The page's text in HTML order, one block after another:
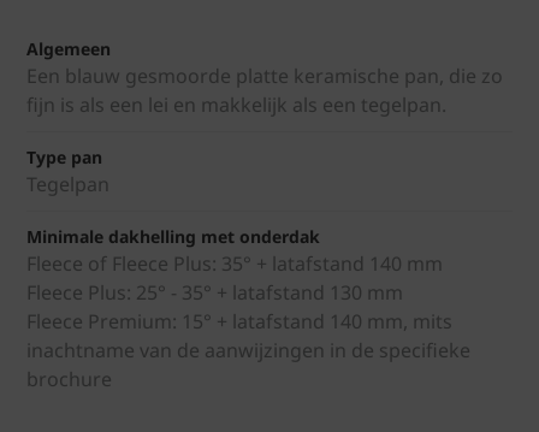
Algemeen
Een blauw gesmoorde platte keramische pan, die zo
fijn is als een lei en makkelijk als een tegelpan.
Type pan
Tegelpan
Minimale dakhelling met onderdak
Fleece of Fleece Plus: 35° + latafstand 140 mm
Fleece Plus: 25° - 35° + latafstand 130 mm
Fleece Premium: 15° + latafstand 140 mm, mits
inachtname van de aanwijzingen in de specifieke
brochure